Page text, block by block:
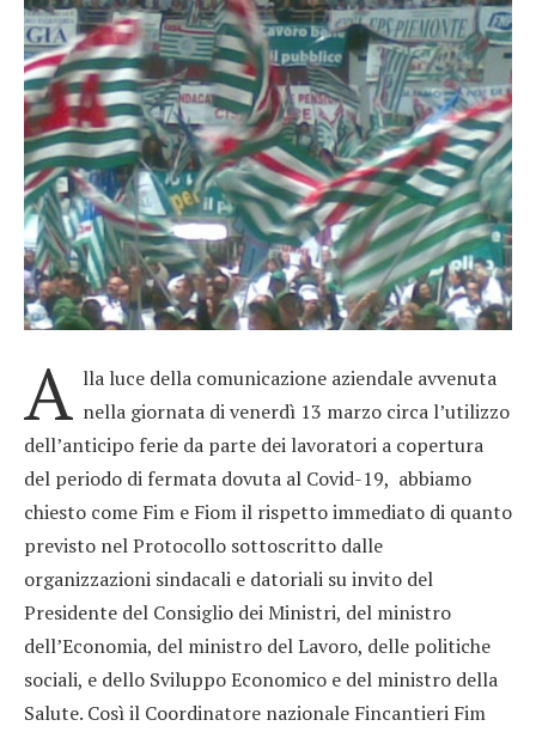
A lla luce della comunicazione aziendale avvenuta
nella giornata di venerdì 13 marzo circa l’utilizzo
dell’anticipo ferie da parte dei lavoratori a copertura
del periodo di fermata dovuta al Covid-19, abbiamo
chiesto come Fim e Fiom il rispetto immediato di quanto
previsto nel Protocollo sottoscritto dalle
organizzazioni sindacali e datoriali su invito del
Presidente del Consiglio dei Ministri, del ministro
dell’Economia, del ministro del Lavoro, delle politiche
sociali, e dello Sviluppo Economico e del ministro della
Salute. Così il Coordinatore nazionale Fincantieri Fim